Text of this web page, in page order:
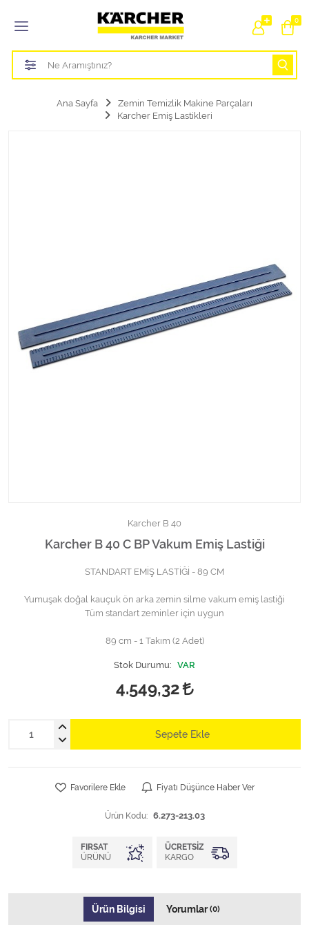
0
Tüm Kategoriler
Bahçe Sulama Ürünleri
Buharlı Temizlik Aparatları
Kimyasallar Deterjanlar
Tüm Kategorileri Gör
Ana Sayfa
Zemin Temizlik Makine Parçaları
Karcher Emiş Lastikleri
Karcher B 40
Karcher B 40 C BP Vakum Emiş Lastiği
STANDART EMİŞ LASTİĞİ - 89 CM
Yumuşak doğal kauçuk ön arka zemin silme vakum emiş lastiği
Tüm standart zeminler için uygun
89 cm - 1 Takım (2 Adet)
Stok Durumu: VAR
4.549,32
Sepete Ekle
Favorilere Ekle Fiyatı Düşünce Haber Ver
Ürün Kodu: 6.273-213.03
FIRSAT
ÜRÜNÜ
ÜCRETSIZ
KARGO
Ürün Bilgisi Yorumlar(0)